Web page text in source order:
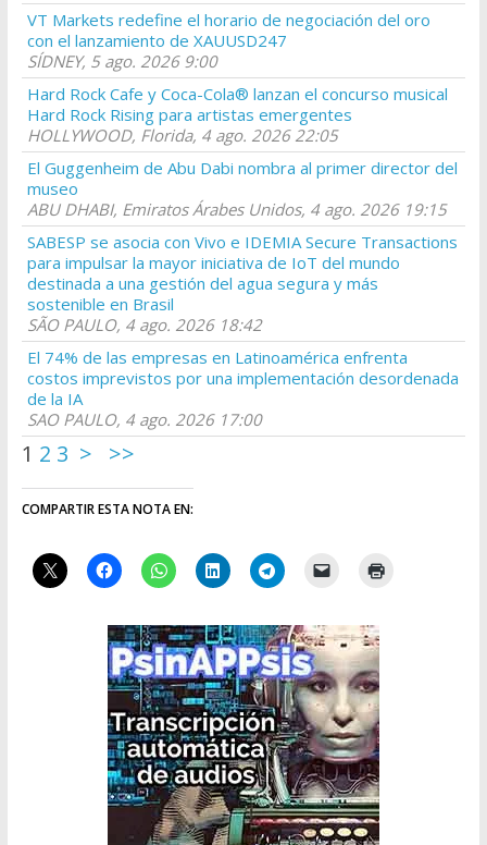
VT Markets redefine el horario de negociación del oro
con el lanzamiento de XAUUSD247
SÍDNEY, 5 ago. 2026 9:00
Hard Rock Cafe y Coca-Cola® lanzan el concurso musical
Hard Rock Rising para artistas emergentes
HOLLYWOOD, Florida, 4 ago. 2026 22:05
El Guggenheim de Abu Dabi nombra al primer director del
museo
ABU DHABI, Emiratos Árabes Unidos, 4 ago. 2026 19:15
SABESP se asocia con Vivo e IDEMIA Secure Transactions
para impulsar la mayor iniciativa de IoT del mundo
destinada a una gestión del agua segura y más
sostenible en Brasil
SÃO PAULO, 4 ago. 2026 18:42
El 74% de las empresas en Latinoamérica enfrenta
costos imprevistos por una implementación desordenada
de la IA
SAO PAULO, 4 ago. 2026 17:00
1 2 3 > >>
COMPARTIR ESTA NOTA EN: